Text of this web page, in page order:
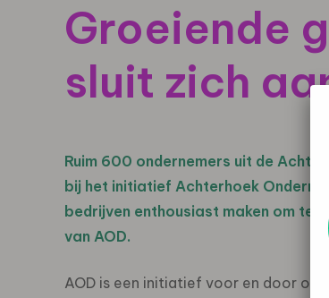
Groeiende
sluit zich
Ruim 600 ondernemers uit de
bij het initiatief Achterhoek
bedrijven enthousiast maken om te
van AOD.
AOD is een initiatief voor en door